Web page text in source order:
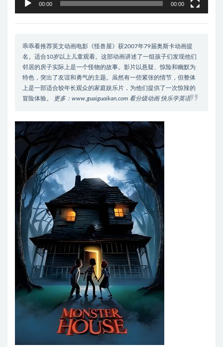
00:00 00:00
乖乖看推荐英文动画电影《怪兽屋》获2007年79届奥斯卡动画提
名。适合10岁以上儿童观看。这部动画讲述了一组孩子们发现他们
邻居的房子实际上是一个怪物的故事。影片以悬疑、惊险和幽默为
特色，突出了友谊和勇气的主题。虽然有一些紧张的情节，但整体
上是一部适合较年长观众的家庭娱乐片，为他们提供了一次惊辣的
冒险体验。
更多：www.guaiguaikan.com 看分级动画 快乐学英语